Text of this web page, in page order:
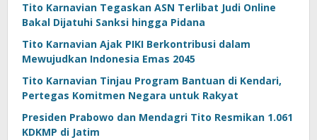
Tito Karnavian Tegaskan ASN Terlibat Judi Online
Bakal Dijatuhi Sanksi hingga Pidana
Tito Karnavian Ajak PIKI Berkontribusi dalam
Mewujudkan Indonesia Emas 2045
Tito Karnavian Tinjau Program Bantuan di Kendari,
Pertegas Komitmen Negara untuk Rakyat
Presiden Prabowo dan Mendagri Tito Resmikan 1.061
KDKMP di Jatim